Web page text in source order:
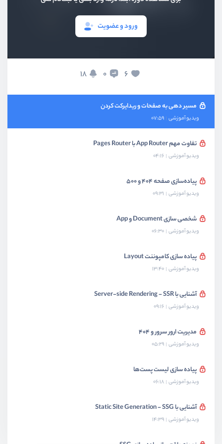
ورود و عضویت
6
0
18
ویدیو آموزشی
مسیر دهی به صفحات و ریدایرکت کردن
ویدیو آموزشی 07:59
تفاوت مهم App Router با Pages Router
ویدیو آموزشی 04:16
پیاده‌سازی صفحه 404 و 500
ویدیو آموزشی 09:31
شخصی سازی Document و App
ویدیو آموزشی 06:30
پیاده سازی کامپوننت Layout
ویدیو آموزشی 13:40
آشنایی با Server-side Rendering - SSR
ویدیو آموزشی 09:16
مدیریت ارور سرور و ۴۰۴
ویدیو آموزشی 05:29
پیاده سازی لیست پست‌ها
ویدیو آموزشی 06:18
آشنایی با Static Site Generation - SSG
ویدیو آموزشی 14:39